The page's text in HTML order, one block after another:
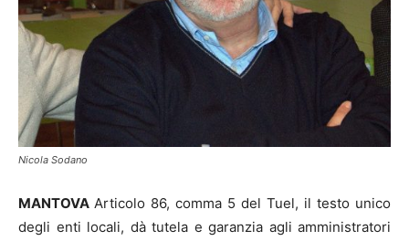
Nicola Sodano
MANTOVA Articolo 86, comma 5 del Tuel, il testo unico
degli enti locali, dà tutela e garanzia agli amministratori